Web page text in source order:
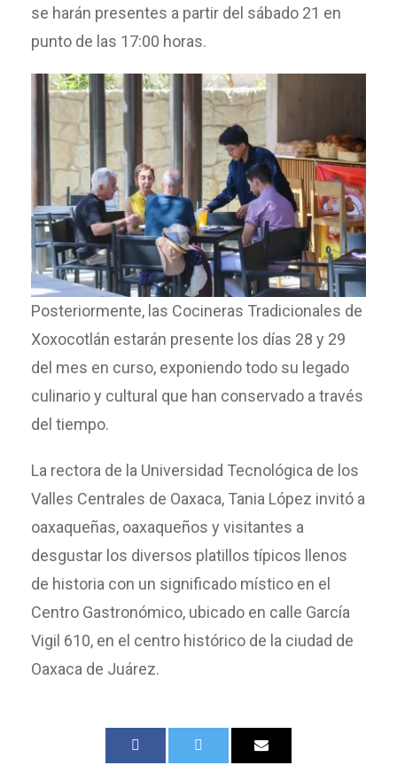
se harán presentes a partir del sábado 21 en
punto de las 17:00 horas.
Posteriormente, las Cocineras Tradicionales de
Xoxocotlán estarán presente los días 28 y 29
del mes en curso, exponiendo todo su legado
culinario y cultural que han conservado a través
del tiempo.
La rectora de la Universidad Tecnológica de los
Valles Centrales de Oaxaca, Tania López invitó a
oaxaqueñas, oaxaqueños y visitantes a
desgustar los diversos platillos típicos llenos
de historia con un significado místico en el
Centro Gastronómico, ubicado en calle García
Vigil 610, en el centro histórico de la ciudad de
Oaxaca de Juárez.